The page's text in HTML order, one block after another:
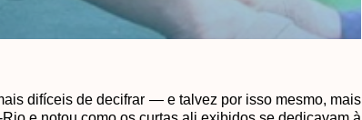
difíceis de decifrar — e talvez por isso mesmo, mais